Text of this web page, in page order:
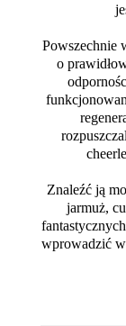
Powszechnie
o
Znaleźć ją
jarmuż,
wprowadzić